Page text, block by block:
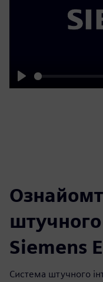
Play
штучного
Siemens
Система штучного